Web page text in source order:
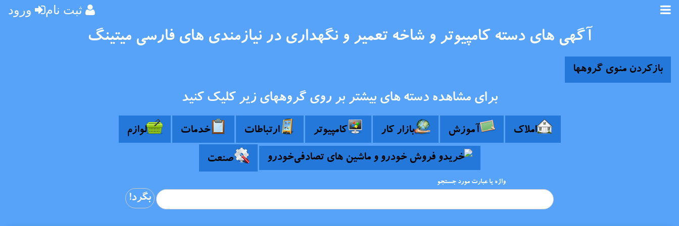
ورود ثبت نام
آگهی های دسته کامپیوتر و شاخه تعمیر و نگهداری در نیازمندی های فارسی میتینگ
بازکردن منوی گروهها
برای مشاهده دسته های بیشتر بر روی گروههای زیر کلیک کنید
املاک آموزش بازار کار کامپیوتر ارتباطات خدمات لوازم
خودرو صنعت
واژه یا عبارت مورد جستجو